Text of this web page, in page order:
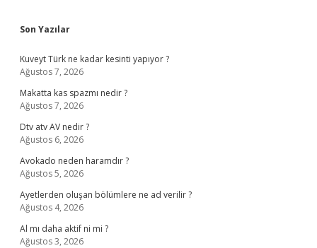
Sidebar
Son Yazılar
Kuveyt Türk ne kadar kesinti yapıyor ?
Ağustos 7, 2026
Makatta kas spazmı nedir ?
Ağustos 7, 2026
Dtv atv AV nedir ?
Ağustos 6, 2026
Avokado neden haramdır ?
Ağustos 5, 2026
Ayetlerden oluşan bölümlere ne ad verilir ?
Ağustos 4, 2026
Al mı daha aktif ni mi ?
Ağustos 3, 2026